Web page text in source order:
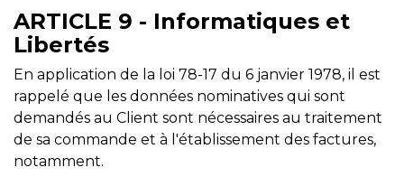
ARTICLE 9 - Informatiques et
Libertés
En application de la loi 78-17 du 6 janvier 1978, il est
rappelé que les données nominatives qui sont
demandés au Client sont nécessaires au traitement
de sa commande et à l'établissement des factures,
notamment.